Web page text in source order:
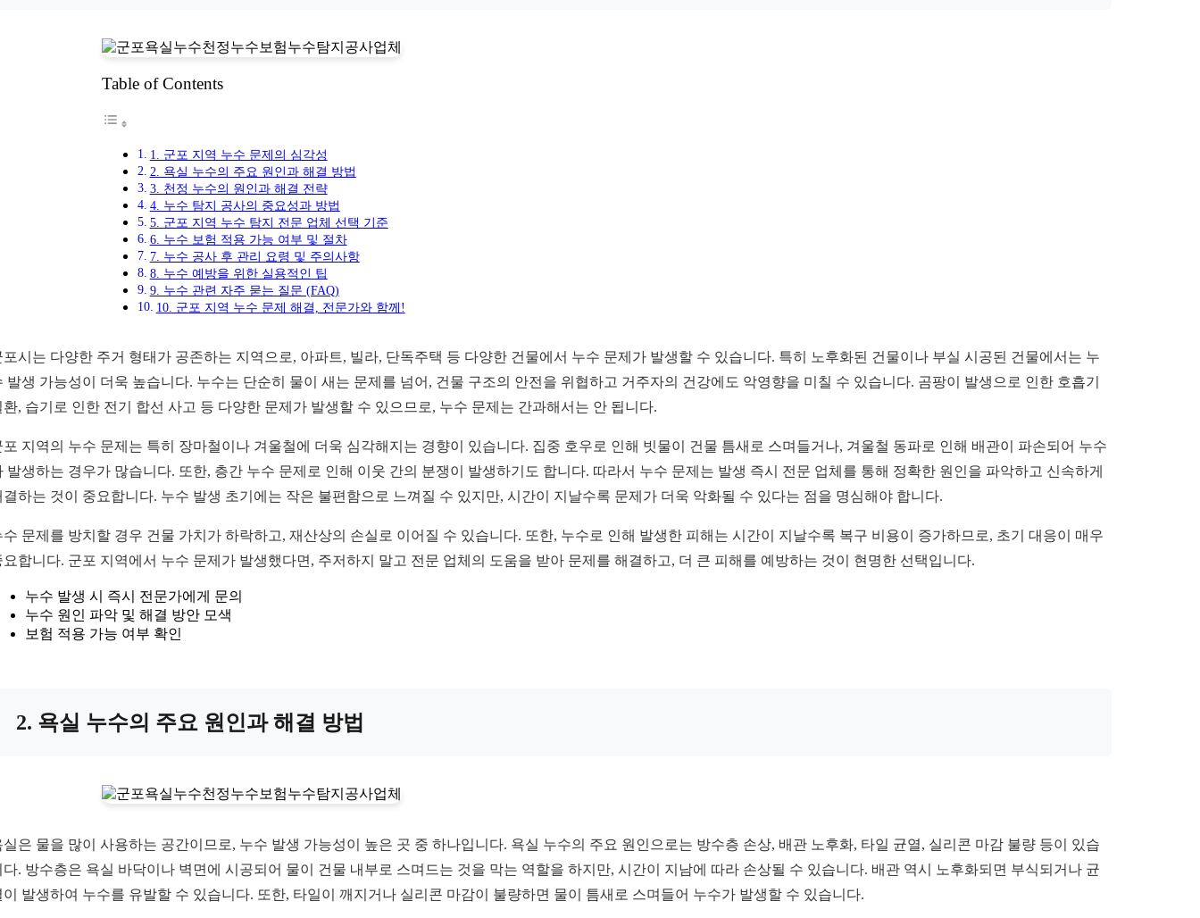
Table of Contents
1. 군포 지역 누수 문제의 심각성
2. 욕실 누수의 주요 원인과 해결 방법
3. 천정 누수의 원인과 해결 전략
4. 누수 탐지 공사의 중요성과 방법
5. 군포 지역 누수 탐지 전문 업체 선택 기준
6. 누수 보험 적용 가능 여부 및 절차
7. 누수 공사 후 관리 요령 및 주의사항
8. 누수 예방을 위한 실용적인 팁
9. 누수 관련 자주 묻는 질문 (FAQ)
10. 군포 지역 누수 문제 해결, 전문가와 함께!
포시는 다양한 주거 형태가 공존하는 지역으로, 아파트, 빌라, 단독주택 등 다양한 건물에서 누수 문제가 발생할 수 있습니다. 특히 노후화된 건물이나 부실 시공된 건물에서는 누
발생 가능성이 더욱 높습니다. 누수는 단순히 물이 새는 문제를 넘어, 건물 구조의 안전을 위협하고 거주자의 건강에도 악영향을 미칠 수 있습니다. 곰팡이 발생으로 인한 호흡기
환, 습기로 인한 전기 합선 사고 등 다양한 문제가 발생할 수 있으므로, 누수 문제는 간과해서는 안 됩니다.
포 지역의 누수 문제는 특히 장마철이나 겨울철에 더욱 심각해지는 경향이 있습니다. 집중 호우로 인해 빗물이 건물 틈새로 스며들거나, 겨울철 동파로 인해 배관이 파손되어 누수
발생하는 경우가 많습니다. 또한, 층간 누수 문제로 인해 이웃 간의 분쟁이 발생하기도 합니다. 따라서 누수 문제는 발생 즉시 전문 업체를 통해 정확한 원인을 파악하고 신속하게
결하는 것이 중요합니다. 누수 발생 초기에는 작은 불편함으로 느껴질 수 있지만, 시간이 지날수록 문제가 더욱 악화될 수 있다는 점을 명심해야 합니다.
수 문제를 방치할 경우 건물 가치가 하락하고, 재산상의 손실로 이어질 수 있습니다. 또한, 누수로 인해 발생한 피해는 시간이 지날수록 복구 비용이 증가하므로, 초기 대응이 매우
요합니다. 군포 지역에서 누수 문제가 발생했다면, 주저하지 말고 전문 업체의 도움을 받아 문제를 해결하고, 더 큰 피해를 예방하는 것이 현명한 선택입니다.
누수 발생 시 즉시 전문가에게 문의
누수 원인 파악 및 해결 방안 모색
보험 적용 가능 여부 확인
2. 욕실 누수의 주요 원인과 해결 방법
실은 물을 많이 사용하는 공간이므로, 누수 발생 가능성이 높은 곳 중 하나입니다. 욕실 누수의 주요 원인으로는 방수층 손상, 배관 노후화, 타일 균열, 실리콘 마감 불량 등이 있습
다. 방수층은 욕실 바닥이나 벽면에 시공되어 물이 건물 내부로 스며드는 것을 막는 역할을 하지만, 시간이 지남에 따라 손상될 수 있습니다. 배관 역시 노후화되면 부식되거나 균
이 발생하여 누수를 유발할 수 있습니다. 또한, 타일이 깨지거나 실리콘 마감이 불량하면 물이 틈새로 스며들어 누수가 발생할 수 있습니다.